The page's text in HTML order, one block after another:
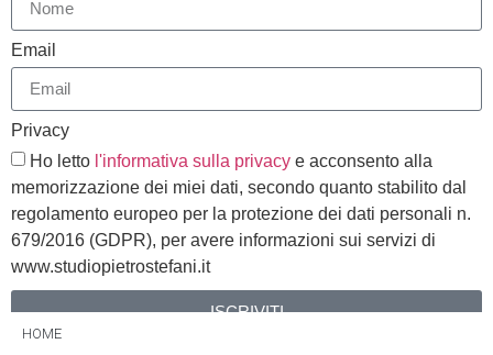
Email
Privacy
Ho letto l'informativa sulla privacy e acconsento alla
memorizzazione dei miei dati, secondo quanto stabilito dal
regolamento europeo per la protezione dei dati personali n.
679/2016 (GDPR), per avere informazioni sui servizi di
www.studiopietrostefani.it
ISCRIVITI
HOME